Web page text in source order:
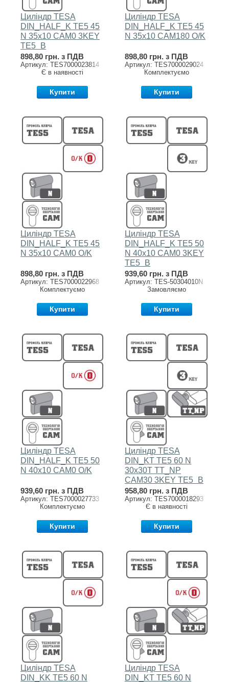
Циліндр TESA
DIN_HALF_K TE5 45
N 35x10 CAM0 3KEY
TE5_B
898,80 грн. з ПДВ
Артикул: TES7000023814
Є в наявності
Купити
Циліндр TESA
DIN_HALF_K TE5 45
N 35x10 CAM180 O/K
898,80 грн. з ПДВ
Артикул: TES7000029024
Комплектуємо
Купити
Циліндр TESA
DIN_HALF_K TE5 45
N 35x10 CAM0 O/K
898,80 грн. з ПДВ
Артикул: TES7000022968
Комплектуємо
Купити
Циліндр TESA
DIN_HALF_K TE5 50
N 40x10 CAM0 3KEY
TE5_B
939,60 грн. з ПДВ
Артикул: TES-50304010N
Замовляємо
Купити
Циліндр TESA
DIN_HALF_K TE5 50
N 40x10 CAM0 O/K
939,60 грн. з ПДВ
Артикул: TES7000027733
Комплектуємо
Купити
Циліндр TESA
DIN_KT TE5 60 N
30x30T TT_NP
CAM30 3KEY TE5_B
958,80 грн. з ПДВ
Артикул: TES7000018293
Є в наявності
Купити
Циліндр TESA
DIN_KK TE5 60 N
Циліндр TESA
DIN_KT TE5 60 N